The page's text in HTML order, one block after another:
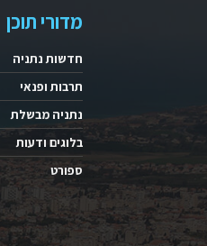
מדורי תוכן
חדשות נתניה
תרבות ופנאי
נתניה מבשלת
בלוגים ודעות
ספורט